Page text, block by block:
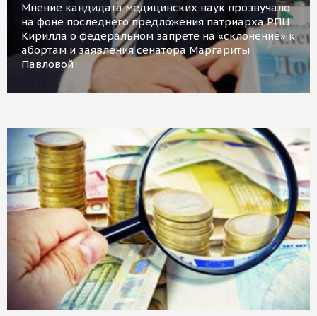
Мнение кандидата медицинских наук прозвучало
на фоне последнего предложения патриарха РПЦ
Кирилла о федеральном запрете на «склонение» к
абортам и заявления сенатора Маргариты
Павловой